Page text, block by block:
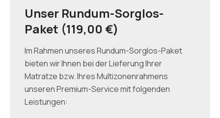
Unser Rundum-Sorglos-
Paket (119,00 €)
Im Rahmen unseres Rundum-Sorglos-Paket
bieten wir Ihnen bei der Lieferung Ihrer
Matratze bzw. Ihres Multizonenrahmens
unseren Premium-Service mit folgenden
Leistungen: